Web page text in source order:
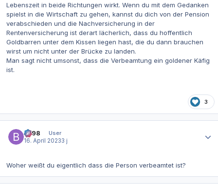
Lebenszeit in beide Richtungen wirkt. Wenn du mit dem Gedanken
spielst in die Wirtschaft zu gehen, kannst du dich von der Pension
verabschieden und die Nachversicherung in der
Rentenversicherung ist derart lächerlich, dass du hoffentlich
Goldbarren unter dem Kissen liegen hast, die du dann brauchen
wirst um nicht unter der Brücke zu landen.
Man sagt nicht umsonst, dass die Verbeamtung ein goldener Käfig
ist.
3
be98
User
16. April 20233 j
Woher weißt du eigentlich dass die Person verbeamtet ist?